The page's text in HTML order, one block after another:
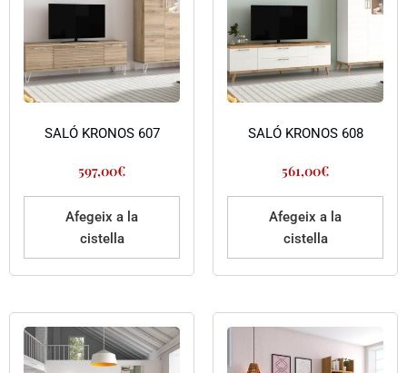
SALÓ KRONOS 607
597,00€
Afegeix a la
cistella
SALÓ KRONOS 608
561,00€
Afegeix a la
cistella